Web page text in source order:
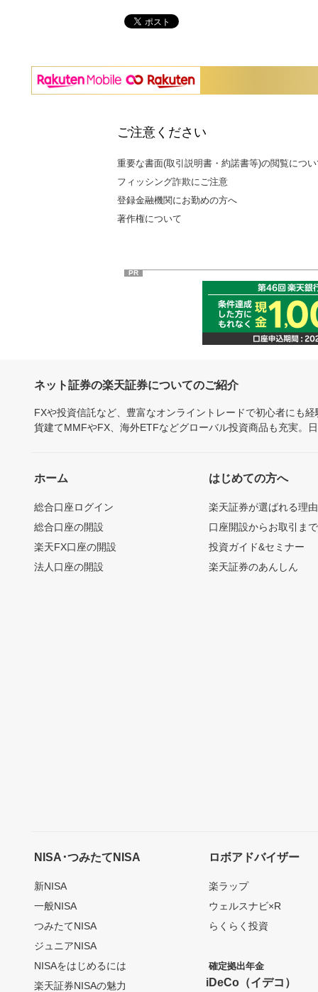
ご注意ください
重要な書面(取引説明書・約諾書等)の閲覧につ
フィッシング詐欺にご注意
登録金融機関にお勤めの方へ
著作権について
PR
ネット証券の楽天証券についてのご紹介
FXや投資信託など、豊富なオンライントレードで初心者にも
貨建てMMFやFX、海外ETFなどグローバル投資商品も充実。
ホーム
総合口座ログイン
総合口座の開設
楽天FX口座の開設
法人口座の開設
はじめての方へ
楽天証券が選ばれる理由
口座開設からお取引ま
投資ガイド&セミナー
楽天証券のあんしん
NISA･つみたてNISA
新NISA
一般NISA
つみたてNISA
ジュニアNISA
NISAをはじめるには
楽天証券NISAの魅力
ロボアドバイザー
楽ラップ
ウェルスナビ×R
らくらく投資
確定拠出年金
iDeCo（イデコ）